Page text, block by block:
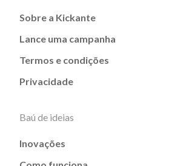
Sobre a Kickante
Lance uma campanha
Termos e condições
Privacidade
Baú de ideias
Inovações